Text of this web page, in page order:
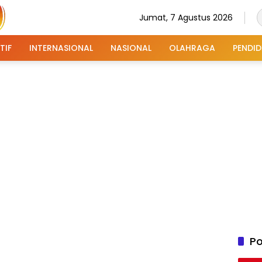
Jumat, 7 Agustus 2026
INTERNASIONAL NASIONAL OLAHRAGA